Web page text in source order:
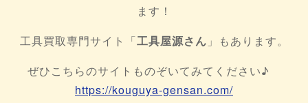
ます！
工具買取専門サイト「工具屋源さん 」もあります。
ぜひこちらのサイトものぞいてみてください♪
https://kouguya-gensan.com/